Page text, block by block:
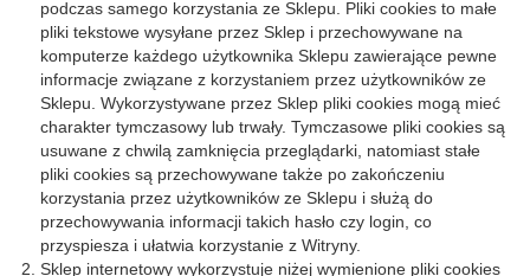
podczas samego korzystania ze Sklepu. Pliki cookies to małe
pliki tekstowe wysyłane przez Sklep i przechowywane na
komputerze każdego użytkownika Sklepu zawierające pewne
informacje związane z korzystaniem przez użytkowników ze
Sklepu. Wykorzystywane przez Sklep pliki cookies mogą mieć
charakter tymczasowy lub trwały. Tymczasowe pliki cookies są
usuwane z chwilą zamknięcia przeglądarki, natomiast stałe
pliki cookies są przechowywane także po zakończeniu
korzystania przez użytkowników ze Sklepu i służą do
przechowywania informacji takich hasło czy login, co
przyspiesza i ułatwia korzystanie z Witryny.
Sklep internetowy wykorzystuje niżej wymienione pliki cookies